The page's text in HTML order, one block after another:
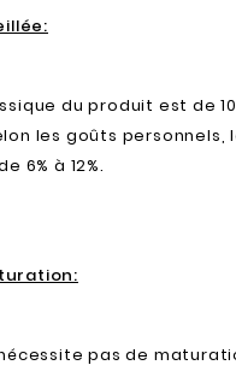
du produit est de
les goûts personnels,
6% à 12%.
pas de